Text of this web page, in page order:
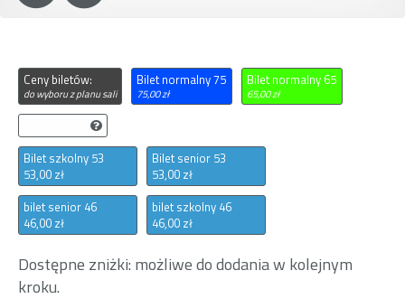
Ceny biletów:
do wyboru z planu sali
Bilet normalny 75
75,00 zł
Bilet normalny 65
65,00 zł
Bilet szkolny 53
53,00 zł
Bilet senior 53
53,00 zł
bilet senior 46
46,00 zł
bilet szkolny 46
46,00 zł
Dostępne zniżki: możliwe do dodania w kolejnym
kroku.